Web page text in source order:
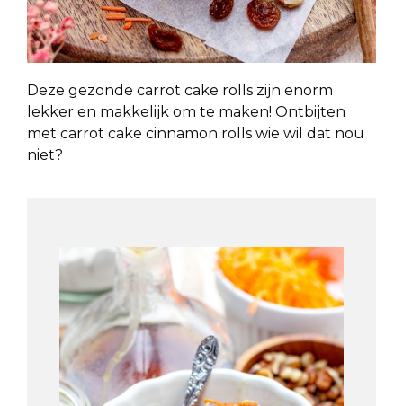
Deze gezonde carrot cake rolls zijn enorm
lekker en makkelijk om te maken! Ontbijten
met carrot cake cinnamon rolls wie wil dat nou
niet?